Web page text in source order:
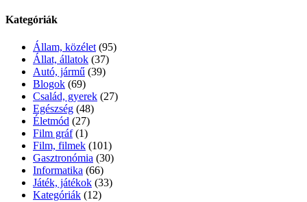
Kategóriák
Állam, közélet (95)
Állat, állatok (37)
Autó, jármű (39)
Blogok (69)
Család, gyerek (27)
Egészség (48)
Életmód (27)
Film gráf(1)
Film, filmek (101)
Gasztronómia (30)
Informatika (66)
Játék, játékok (33)
Kategóriák (12)